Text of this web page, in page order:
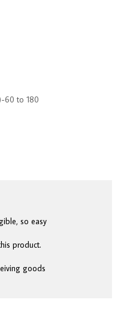
60 to 180
so easy
product.
goods